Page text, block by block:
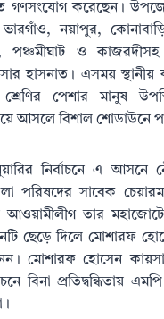
গণসংযোগ করেছেন।
ভারগাঁও, নয়াপুর,
পঞ্চমীঘাট ও
হাসনাত। এসময় স্থানীয়
শ্রেণির পেশার মানুষ
আসলে বিশাল শোডাউনে
নির্বাচনে এ আসনে
পরিষদের সাবেক
আওয়ামীলীগ তার
ছেড়ে দিলে মোশারফ
মোশারফ হোসেন
বিনা প্রতিদ্বন্ধিতায় এমপি